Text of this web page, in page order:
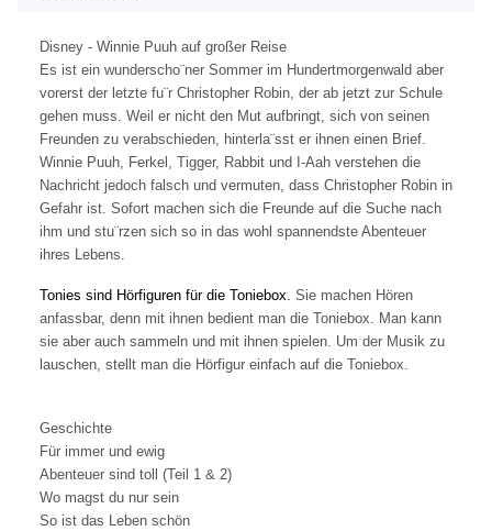
Disney - Winnie Puuh auf großer Reise
Es ist ein wunderscho¨ner Sommer im Hundertmorgenwald aber
vorerst der letzte fu¨r Christopher Robin, der ab jetzt zur Schule
gehen muss. Weil er nicht den Mut aufbringt, sich von seinen
Freunden zu verabschieden, hinterla¨sst er ihnen einen Brief.
Winnie Puuh, Ferkel, Tigger, Rabbit und I-Aah verstehen die
Nachricht jedoch falsch und vermuten, dass Christopher Robin in
Gefahr ist. Sofort machen sich die Freunde auf die Suche nach
ihm und stu¨rzen sich so in das wohl spannendste Abenteuer
ihres Lebens.
Tonies sind Hörfiguren für die Toniebox. Sie machen Hören
anfassbar, denn mit ihnen bedient man die Toniebox. Man kann
sie aber auch sammeln und mit ihnen spielen. Um der Musik zu
lauschen, stellt man die Hörfigur einfach auf die Toniebox.
Geschichte
Für immer und ewig
Abenteuer sind toll (Teil 1 & 2)
Wo magst du nur sein
So ist das Leben schön